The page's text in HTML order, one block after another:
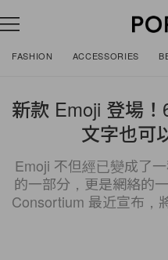
FASHION ACCESSORIES
新款 Emoji 登場
文字也可
Emoji 不但經已變成了
的一部分，更是網絡的
Consortium 最近宣布，